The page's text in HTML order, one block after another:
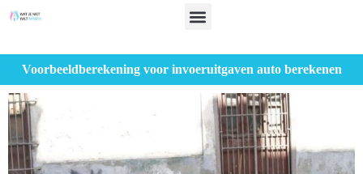
Voorbeeldberekening voor invoeruitgaven auto berekenen